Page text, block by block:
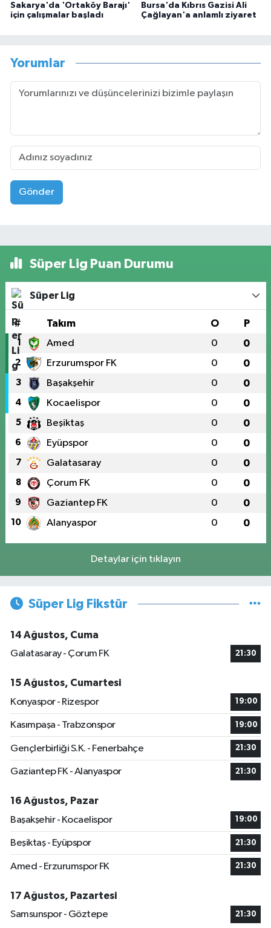
Sakarya'da 'Ortaköy Barajı'
için çalışmalar başladı
Bursa'da Kıbrıs Gazisi Ali
Çağlayan'a anlamlı ziyaret
Yorumlar
Gönder
Süper Lig Puan Durumu
Süper Lig
# Takım O P
1 Amed 0 0
2 Erzurumspor FK 0 0
3 Başakşehir 0 0
4 Kocaelispor 0 0
5 Beşiktaş 0 0
6 Eyüpspor 0 0
7 Galatasaray 0 0
8 Çorum FK 0 0
9 Gaziantep FK 0 0
10 Alanyaspor 0 0
Detaylar için tıklayın
Süper Lig Fikstür
14 Ağustos, Cuma
Galatasaray - Çorum FK
21:30
15 Ağustos, Cumartesi
Konyaspor - Rizespor
19:00
Kasımpaşa - Trabzonspor 19:00
Gençlerbirliği S.K. - Fenerbahçe 21:30
Gaziantep FK - Alanyaspor 21:30
16 Ağustos, Pazar
Başakşehir - Kocaelispor
19:00
Beşiktaş - Eyüpspor 21:30
Amed - Erzurumspor FK 21:30
17 Ağustos, Pazartesi
Samsunspor - Göztepe
21:30